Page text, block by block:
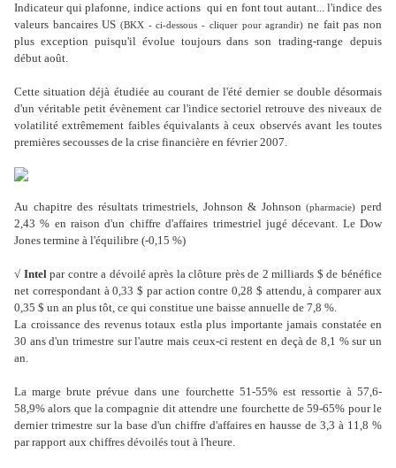
Indicateur qui plafonne, indice actions qui en font tout autant... l'indice des
valeurs bancaires US(BKX - ci-dessous - cliquer pour agrandir) ne fait pas non
plus exception puisqu'il évolue toujours dans son
trading-range depuis
début août.
Cette situation déjà étudiée au courant de l'été dernier se double désormais
d'un véritable petit évènement car l'indice sectoriel retrouve des niveaux de
volatilité extrêmement faibles équivalants à ceux observés avant les toutes
premières secousses de la crise financière en février 2007.
Au chapitre des résultats trimestriels, Johnson & Johnson(pharmacie) perd
2,43 % en raison d'un chiffre d'affaires trimestriel jugé décevant. Le Dow
Jones termine à l'équilibre (-0,15 %)
√ Intelpar contre a dévoilé après la clôture près de 2 milliards $ de bénéfice
net correspondant à 0,33 $ par action contre 0,28 $ attendu, à comparer aux
0,35 $ un an plus tôt, ce qui constitue une baisse annuelle de 7,8 %.
La croissance des revenus totaux estla plus importante jamais constatée en
30 ans d'un trimestre sur l'autre mais ceux-ci restent en deçà de 8,1 % sur un
an.
La marge brute prévue dans une fourchette 51-55% est ressortie à 57,6-
58,9% alors que la compagnie dit attendre une fourchette de 59-65% pour le
dernier trimestre sur la base d'un chiffre d'affaires en hausse de 3,3 à 11,8 %
par rapport aux chiffres dévoilés tout à l'heure.